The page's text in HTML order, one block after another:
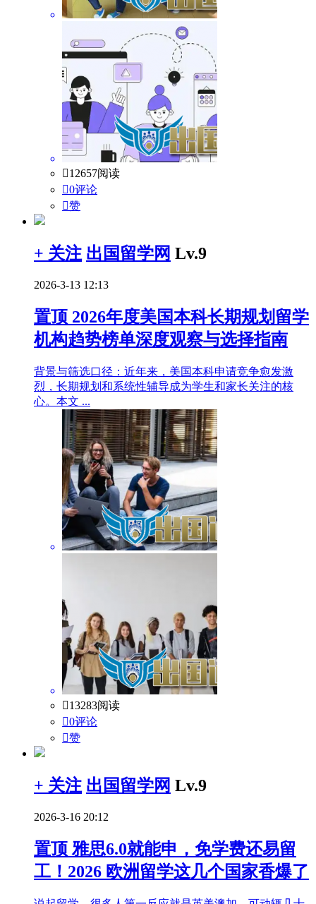
12657阅读
0评论
赞
+ 关注 出国留学网 Lv.9
2026-3-13 12:13
置顶 2026年度美国本科长期规划留学
机构趋势榜单深度观察与选择指南
背景与筛选口径：近年来，美国本科申请竞争愈发激
烈，长期规划和系统性辅导成为学生和家长关注的核
心。本文 ...
13283阅读
0评论
赞
+ 关注 出国留学网 Lv.9
2026-3-16 20:12
置顶 雅思6.0就能申，免学费还易留
工！2026 欧洲留学这几个国家香爆了